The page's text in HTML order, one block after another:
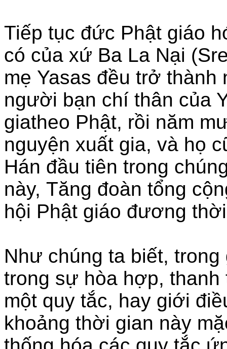
Tiếp tục đức Phật giáo
có của xứ Ba La Nại
mẹ Yasas đều trở
người bạn chí thân của
giatheo Phật, rồi năm
nguyện xuất gia, và họ
Hán đầu tiên trong
này, Tăng đoàn tổng
hội Phật giáo đương
Như chúng ta biết,
trong sự hòa hợp,
một quy tắc, hay giới
khoảng thời gian này